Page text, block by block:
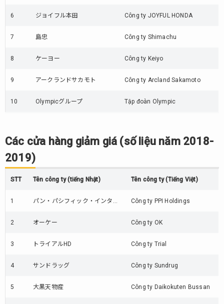
6 ジョイフル本田 Công ty JOYFUL HONDA
7 島忠 Công ty Shimachu
8 ケーヨー Công ty Keiyo
9 アークランドサカモト Công ty Arcland Sakamoto
10 Olympicグループ Tập đoàn Olympic
Các cửa hàng giảm giá (số liệu năm 2018-
2019)
STT Tên công ty (tiếng Nhật) Tên công ty (Tiếng Việt)
1 パン・パシフィック・インタ… Công ty PPI Holdings
2 オーケー Công ty OK
3 トライアルHD Công ty Trial
4 サンドラッグ Công ty Sundrug
5 大黒天物産 Công ty Daikokuten Bussan